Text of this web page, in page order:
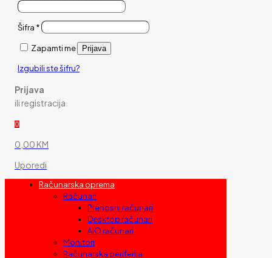
Šifra *
Zapamti me Prijava
Izgubili ste šifru?
Prijava
ili registracija
0
0,00 KM
Uporedi
Računarska oprema
Računari
Prenosni računari
Desktop računari
AIO računari
Monitori
Računarska periferija